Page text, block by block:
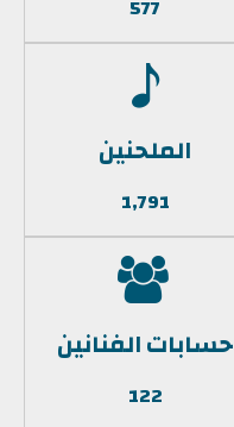
577
الملحنين
1,791
حسابات الفنانين
122